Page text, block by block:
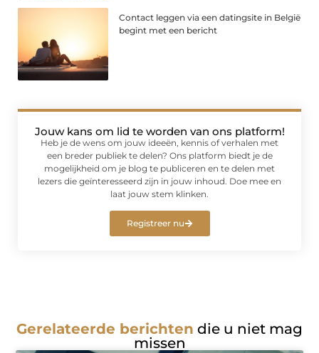
Contact leggen via een datingsite in België
begint met een bericht
Jouw kans om lid te worden van ons platform!
Heb je de wens om jouw ideeën, kennis of verhalen met
een breder publiek te delen? Ons platform biedt je de
mogelijkheid om je blog te publiceren en te delen met
lezers die geïnteresseerd zijn in jouw inhoud. Doe mee en
laat jouw stem klinken.
Registreer nu
Gerelateerde berichten die u niet mag
missen